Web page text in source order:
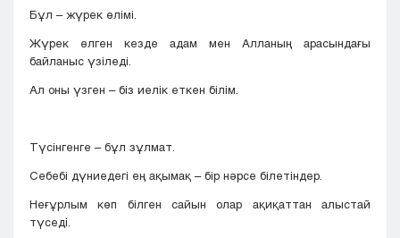
Бұл – жүрек өлімі.
Жүрек өлген кезде адам мен Алланың арасындағы
байланыс үзіледі.
Ал оны үзген – біз иелік еткен білім.
Түсінгенге – бұл зұлмат.
Себебі дүниедегі ең ақымақ – бір нәрсе білетіндер.
Неғұрлым көп білген сайын олар ақиқаттан алыстай
түседі.